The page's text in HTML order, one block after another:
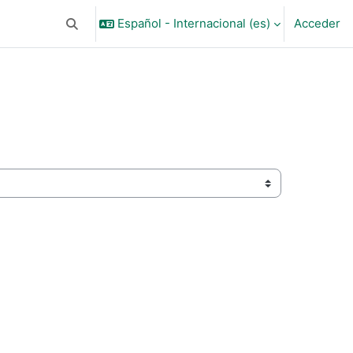
Selector de búsqueda de entrada
Español - Internacional ‎(es)‎ Acceder